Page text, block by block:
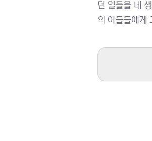
던 일들을 네
의 아들들에게